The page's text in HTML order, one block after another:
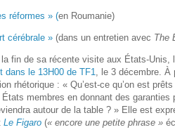
réformes » (en Roumanie)
cérébrale » (dans un entretien avec The
fin de sa récente visite aux États-Unis,
dans le 13H00 de TF1, le 3 décembre. À
rhétorique : « Qu’est-ce qu’on est
membres en donnant des garanties
autour de la table ? » Elle est
Le Figaro (« encore une petite phrase »